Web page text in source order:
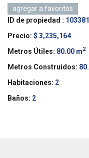
agregar a favoritos
ID de propiedad : 103381
Precio: $ 3,235,164
Metros Útiles: 80.00 m2
Metros Construidos:
Habitaciones: 2
Baños: 2